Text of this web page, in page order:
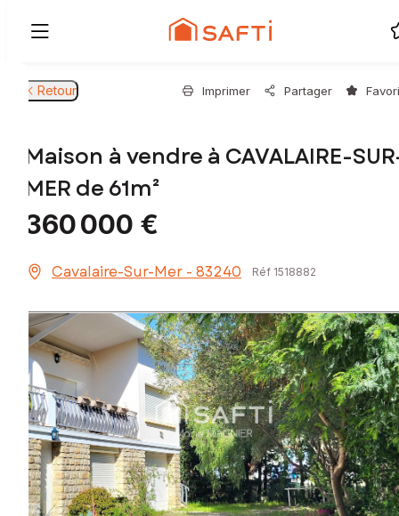
Retour Imprimer Partager
Maison à vendre à CAVALAIRE-
MER de 61m²
360 000 €
Cavalaire-Sur-Mer - 83240 Réf 1518882